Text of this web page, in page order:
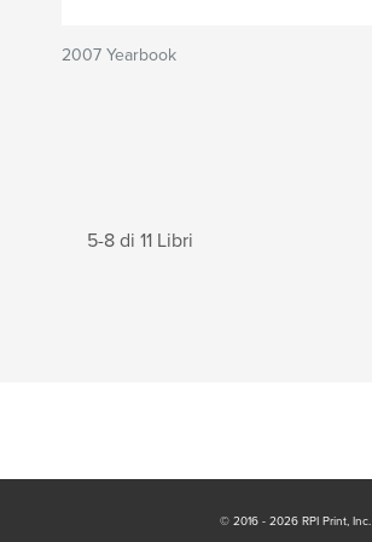
2007 Yearbook
5-8 di 11 Libri
© 2016 - 2026 RPI Print, Inc.